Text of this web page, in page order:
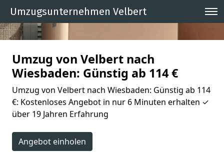
Umzugsunternehmen Velbert
Umzug von Velbert nach
Wiesbaden: Günstig ab 114 €
Umzug von Velbert nach Wiesbaden: Günstig ab 114
€: Kostenloses Angebot in nur 6 Minuten erhalten ✓
über 19 Jahren Erfahrung
Angebot einholen